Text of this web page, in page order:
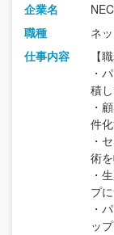
企業名
職種
ネ
仕事内容
【
・
積
・
件
・
術
・
プ
・
ッ